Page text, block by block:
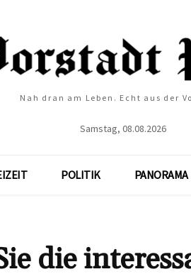
Nah dran am Leben. Echt aus der
Samstag, 08.08.2026
POLITIK PANORAMA
die